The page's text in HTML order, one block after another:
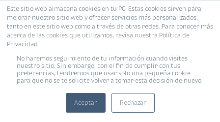
Este sitio web almacena cookies en tu PC. Estas cookies sirven para
mejorar nuestro sitio web y ofrecer servicios más personalizados,
tanto en este sitio web como a través de otras redes. Para conocer más
acerca de las cookies que utilizamos, revisa nuestra Política de
Privacidad.
No haremos seguimiento de tu información cuando visites
nuestro sitio. Sin embargo, con el fin de cumplir con tus
preferencias, tendremos que usar solo una pequeña cookie
para que no se te solicite volver a tomar esta decisión de nuevo.
Aceptar Rechazar
NIU